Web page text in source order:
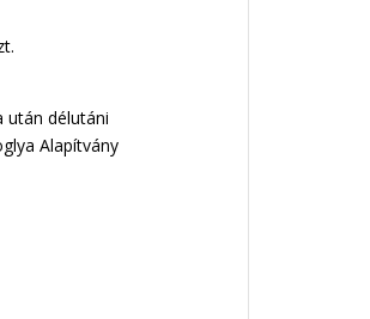
után délutáni
Alapítvány